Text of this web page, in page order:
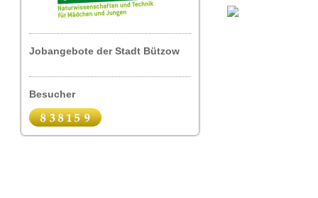
Jobangebote der Stadt Bützow
Besucher